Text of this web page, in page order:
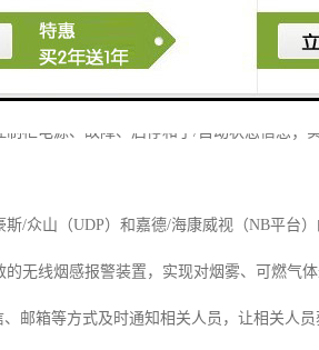
测，判断是否漏水、开盖等事件，当消防水
制柜电源、故障、启停和手/自动状态信息
/众山（UDP）和嘉德/海康威视（NB平台
的无线烟感报警装置，实现对烟雾、可燃气
、邮箱等方式及时通知相关人员，让相关人